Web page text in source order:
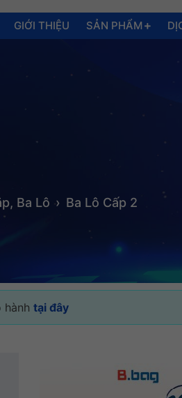
GIỚI THIỆU SẢN PHẨM
Ba Lô Ba Lô Cấp 2
hành tại đây